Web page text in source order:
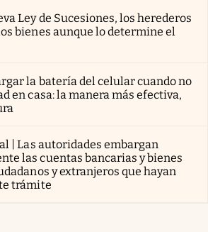
Ley de Sucesiones, los herederos
bienes aunque lo determine el
la batería del celular cuando no
en casa: la manera más efectiva,
| Las autoridades embargan
las cuentas bancarias y bienes
y extranjeros que hayan
trámite